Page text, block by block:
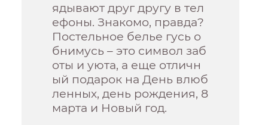
ядывают друг другу в тел
ефоны. Знакомо, правда?
Постельное белье гусь о
бнимусь – это символ заб
оты и уюта, а еще отличн
ый подарок на День влюб
ленных, день рождения, 8
марта и Новый год.